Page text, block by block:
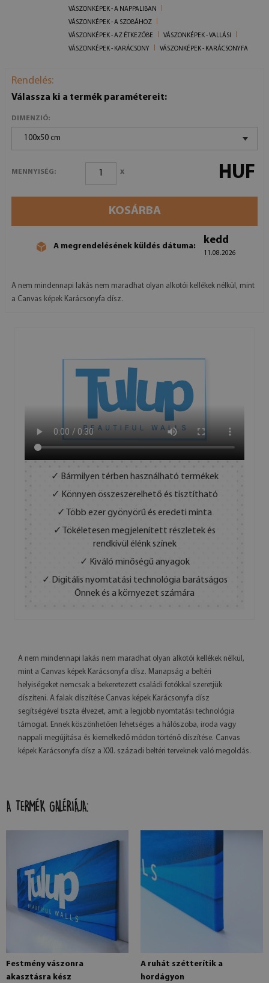
VÁSZONKÉPEK - A NAPPALIBAN
VÁSZONKÉPEK - A SZOBÁHOZ
VÁSZONKÉPEK - AZ ÉTKEZŐBE
VÁSZONKÉPEK - VALLÁSI
VÁSZONKÉPEK - KARÁCSONY
VÁSZONKÉPEK - KARÁCSONYFA
Rendelés:
Válassza ki a termék paramétereit:
DIMENZIÓ:
100x50 cm
MENNYISÉG: x HUF
KOSÁRBA
A megrendelésének küldés dátuma:
kedd
11.08.2026
A nem mindennapi lakás nem maradhat olyan alkotói kellékek nélkül, mint
a Canvas képek Karácsonyfa dísz.
✓ Bármilyen térben használható termékek
✓ Könnyen összeszerelhető és tisztítható
✓ Több ezer gyönyörű és eredeti minta
✓ Tökéletesen megjelenített részletek és
rendkívül élénk színek
✓ Kiváló minőségű anyagok
✓ Digitális nyomtatási technológia barátságos
Önnek és a környezet számára
A nem mindennapi lakás nem maradhat olyan alkotói kellékek nélkül,
mint a Canvas képek Karácsonyfa dísz. Manapság a beltéri
helyiségeket nemcsak a bekeretezett családi fotókkal szeretjük
díszíteni. A falak díszítése Canvas képek Karácsonyfa dísz
segítségével tiszta élvezet, amit a legjobb nyomtatási technológia
támogat. Ennek köszönhetően lehetséges a hálószoba, iroda vagy
nappali megújítása és kiemelkedő módon történő díszítése. Canvas
képek Karácsonyfa dísz a XXI. századi beltéri terveknek való megoldás.
A TERMÉK GALÉRIÁJA:
Festmény vászonra
akasztásra kész
A ruhát szétterítik a
hordágyon